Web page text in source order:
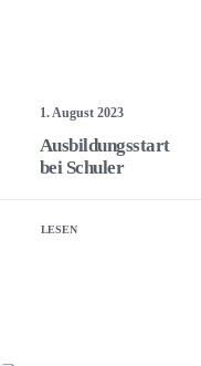
1. August 2023
Ausbildungsstart
bei Schuler
LESEN